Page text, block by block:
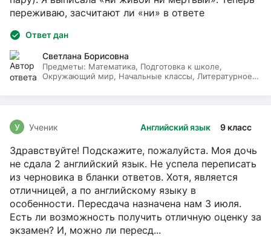
переживаю, засчитают ли «ни» в ответе
Ответ дан
Светлана Борисовна
Предметы: Математика, Подготовка к школе,
Окружающий мир, Начальные классы, Литературное
Английский язык 9 класс
У Ученик
Здравствуйте! Подскажите, пожалуйста. Моя дочь
не сдала 2 английский язык. Не успела переписать
из черновика в бланки ответов. Хотя, является
отличницей, а по английскому языку в
особенности. Пересдача назначена нам 3 июля.
Есть ли возможность получить отличную оценку за
экзамен? И, можно ли пересд...